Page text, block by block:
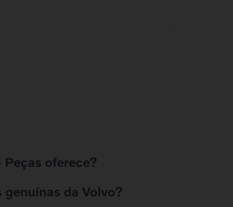
oferece?
da Volvo?